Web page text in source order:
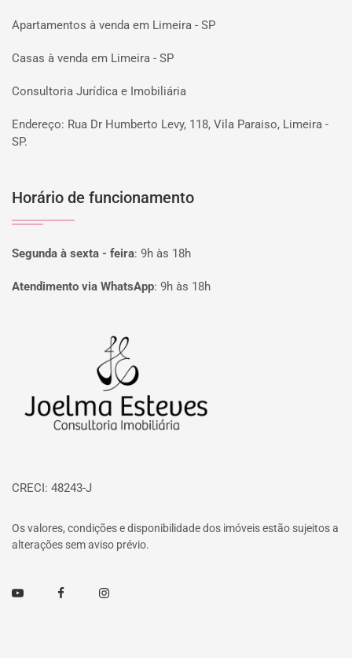
Apartamentos à venda em Limeira - SP
Casas à venda em Limeira - SP
Consultoria Jurídica e Imobiliária
Endereço: Rua Dr Humberto Levy, 118, Vila Paraiso, Limeira -
SP.
Horário de funcionamento
Segunda à sexta - feira: 9h às 18h
Atendimento via WhatsApp: 9h às 18h
CRECI: 48243-J
Os valores, condições e disponibilidade dos imóveis estão sujeitos a
alterações sem aviso prévio.
Youtube FacebookInstagram